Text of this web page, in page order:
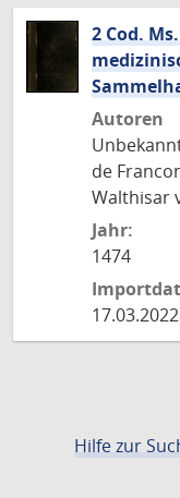
2 Cod.
Autoren
de
Walthisar
Jahr:
1474
17.03.2022
Hilfe zur